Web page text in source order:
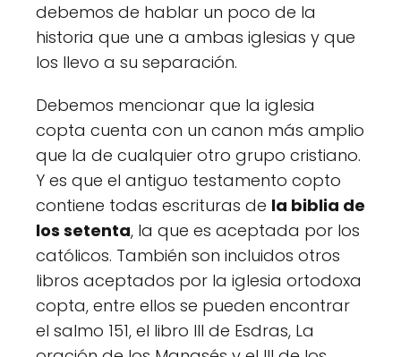
debemos de hablar un poco de la
historia que une a ambas iglesias y que
los llevo a su separación.
Debemos mencionar que la iglesia
copta cuenta con un canon más amplio
que la de cualquier otro grupo cristiano.
Y es que el antiguo testamento copto
contiene todas escrituras de la biblia de
los setenta, la que es aceptada por los
católicos. También son incluidos otros
libros aceptados por la iglesia ortodoxa
copta, entre ellos se pueden encontrar
el salmo 151, el libro lll de Esdras, La